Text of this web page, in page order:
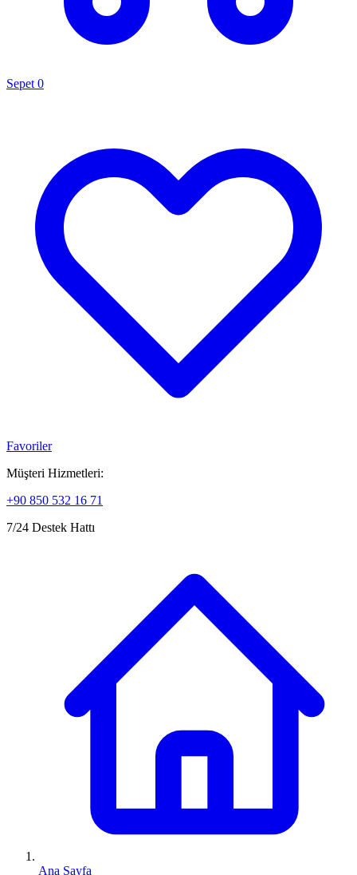
Sepet 0
Favoriler
Müşteri Hizmetleri:
+90 850 532 16 71
7/24 Destek Hattı
Ana Sayfa